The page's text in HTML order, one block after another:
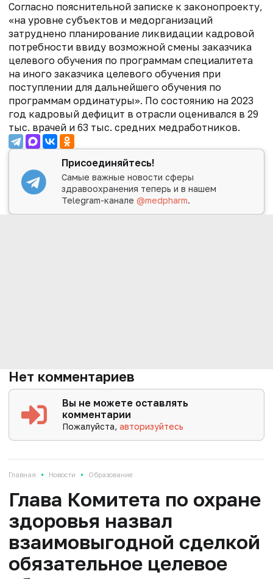
Согласно пояснительной записке к законопроекту,
«на уровне субъектов и медорганизаций
затруднено планирование ликвидации кадровой
потребности ввиду возможной смены заказчика
целевого обучения по программам специалитета
на иного заказчика целевого обучения при
поступлении для дальнейшего обучения по
программам ординатуры». По состоянию на 2023
год кадровый дефицит в отрасли оценивался в 29
тыс. врачей и 63 тыс. средних медработников.
Присоединяйтесь!
Самые важные новости сферы
здравоохранения теперь и в нашем
Telegram-канале@medpharm.
Нет комментариев
Вы не можете оставлять
комментарии
Пожалуйста,авторизуйтесь
Главная • Новости • Образование
Глава Комитета по охране
здоровья назвал
взаимовыгодной сделкой
обязательное целевое